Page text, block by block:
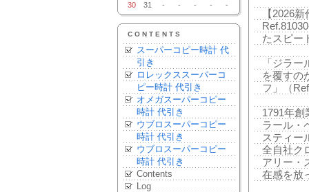
【2026
たスピー
「ジラ
を覆すの
フ」（
1791年創
ラール・
スティー
全自社ク
アリー・
在感を放
30
31 - - - - -
CONTENTS
スーパーコピー時計 代
引き
ロレックススーパーコ
ピー時計 代引き
オメガスーパーコピー
時計 代引き
ウブロスーパーコピー
時計 代引き
ウブロスーパーコピー
時計 代引き
Contents
Log